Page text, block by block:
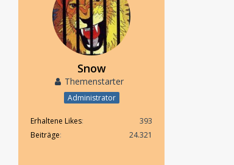
Snow
Themenstarter
Administrator
Erhaltene Likes
393
Beiträge
24.321